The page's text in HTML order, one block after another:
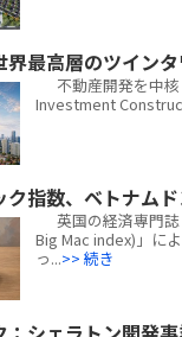
界最高層のツイン
不動産開発を中核
Investment
ク指数、ベトナム
英国の経済専門
Big Mac index)」に
っ...>> 続き